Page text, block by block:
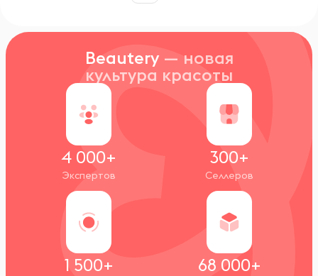
Beautery — новая
культура красоты
4 000+
Экспертов
300+
Селлеров
1 500+ 68 000+